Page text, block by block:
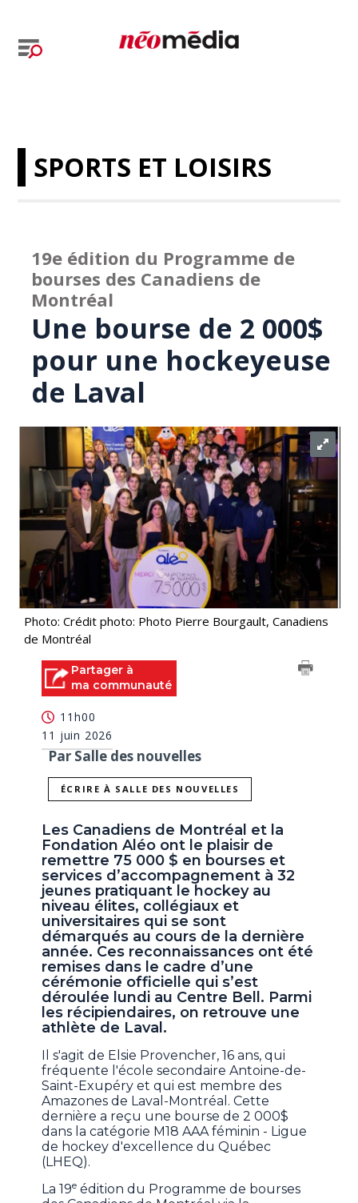
SPORTS ET LOISIRS
19e édition du Programme de
bourses des Canadiens de
Montréal
Une bourse de 2 000$
pour une hockeyeuse
de Laval
Photo: Crédit photo: Photo Pierre Bourgault, Canadiens
de Montréal
Partager à
ma communauté
11h00
11 juin 2026
Par Salle des nouvelles
ÉCRIRE À SALLE DES NOUVELLES
Les Canadiens de Montréal et la
Fondation Aléo ont le plaisir de
remettre 75 000 $ en bourses et
services d’accompagnement à 32
jeunes pratiquant le hockey au
niveau élites, collégiaux et
universitaires qui se sont
démarqués au cours de la dernière
année. Ces reconnaissances ont été
remises dans le cadre d’une
cérémonie officielle qui s’est
déroulée lundi au Centre Bell. Parmi
les récipiendaires, on retrouve une
athlète de Laval.
Il s'agit de Elsie Provencher, 16 ans, qui
fréquente l'école secondaire Antoine-de-
Saint-Exupéry et qui est membre des
Amazones de Laval-Montréal. Cette
dernière a reçu une bourse de 2 000$
dans la catégorie M18 AAA féminin - Ligue
de hockey d'excellence du Québec
(LHEQ).
La 19e édition du Programme de bourses